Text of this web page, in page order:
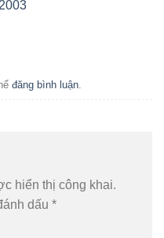
đăng bình luận.
hiển thị công khai.
dấu *